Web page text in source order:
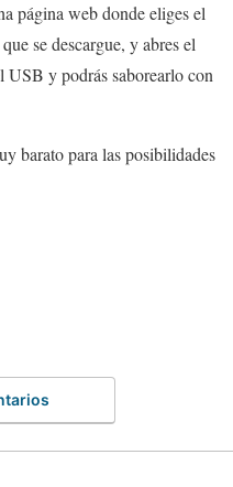
página web donde eliges el
se descargue, y abres el
y podrás saborearlo con
barato para las posibilidades